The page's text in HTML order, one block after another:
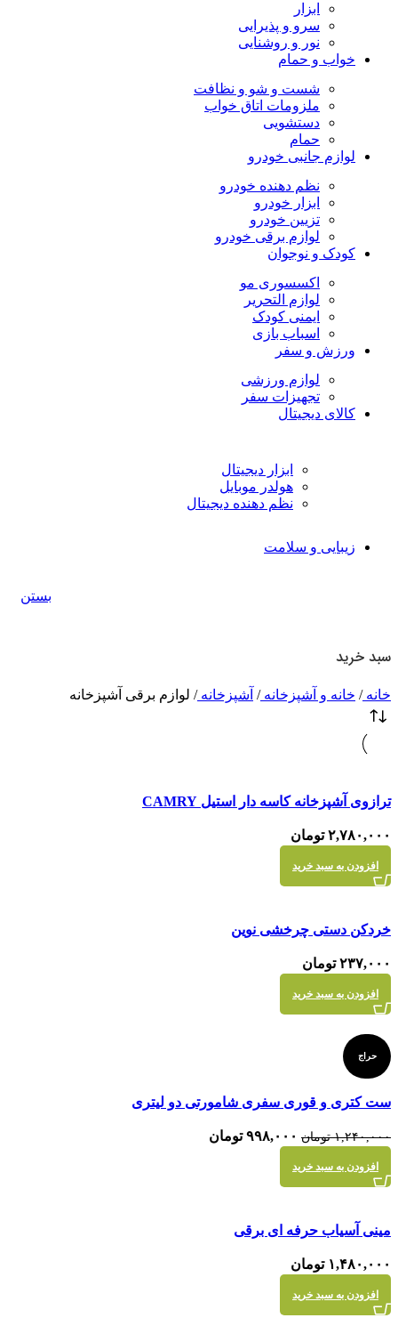
ابزار
سرو و پذیرایی
نور و روشنایی
خواب و حمام
شست و شو و نظافت
ملزومات اتاق خواب
دستشویی
حمام
لوازم جانبی خودرو
نظم دهنده خودرو
ابزار خودرو
تزیین خودرو
لوازم برقی خودرو
کودک و نوجوان
اکسسوری مو
لوازم التحریر
ایمنی کودک
اسباب بازی
ورزش و سفر
لوازم ورزشی
تجهیزات سفر
کالای دیجیتال
ابزار دیجیتال
هولدر موبایل
نظم دهنده دیجیتال
زیبایی و سلامت
بستن
سبد خرید
خانه/ خانه و آشپزخانه/ آشپزخانه/ لوازم برقی آشپزخانه
نمایش سریع
ترازوی آشپزخانه کاسه دار استیل CAMRY
۲,۷۸۰,۰۰۰ تومان
افزودن به سبد خرید
نمایش سریع
خردکن دستی چرخشی نوین
۲۳۷,۰۰۰ تومان
افزودن به سبد خرید
حراج
نمایش سریع
ست کتری و قوری سفری شامورتی دو لیتری
۱,۲۴۰,۰۰۰ تومان قیمت
اصلی
۹۹۸,۰۰۰ تومان
افزودن به سبد خرید
نمایش سریع
مینی آسیاب حرفه ای برقی
۱,۴۸۰,۰۰۰ تومان
افزودن به سبد خرید